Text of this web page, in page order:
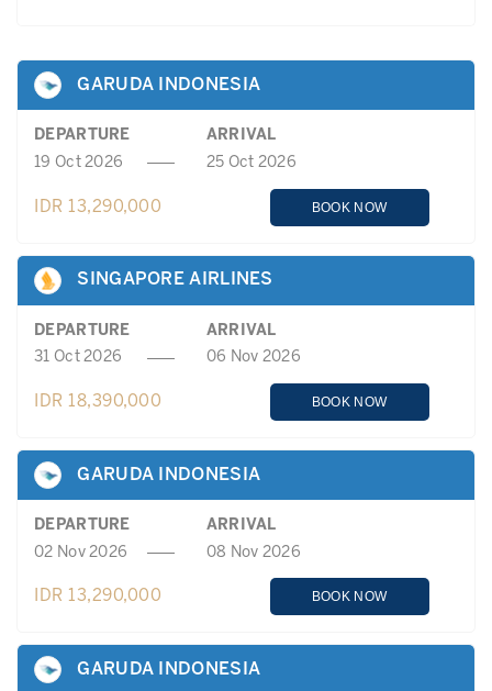
GARUDA INDONESIA
DEPARTURE
ARRIVAL
19 Oct 2026
25 Oct 2026
IDR 13,290,000 BOOK NOW
SINGAPORE AIRLINES
DEPARTURE
ARRIVAL
31 Oct 2026
06 Nov 2026
IDR 18,390,000 BOOK NOW
GARUDA INDONESIA
DEPARTURE
ARRIVAL
02 Nov 2026
08 Nov 2026
IDR 13,290,000 BOOK NOW
GARUDA INDONESIA